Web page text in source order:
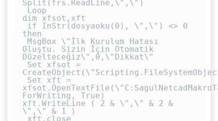
Split(frs.ReadLine,\",\")
dim xfsot,xft
then
Oluştu. Sizin İçin Otomatik
Düzelteceğiz\",0,\"Dikkat\"
ForWriting, True)
xft.WriteLine ( 2 & \",\" & 2 &
\",\" & 1 )